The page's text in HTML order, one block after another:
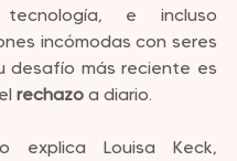
e incluso
incómodas con seres
desafío más reciente es
rechazo a diario.